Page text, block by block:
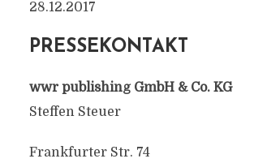
28.12.2017
PRESSEKONTAKT
wwr publishing GmbH & Co. KG
Steffen Steuer
Frankfurter Str. 74